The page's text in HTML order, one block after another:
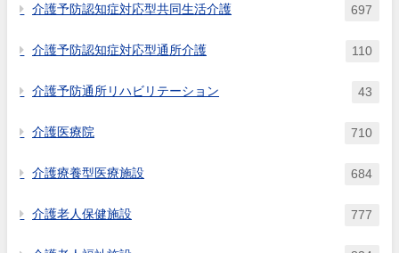
「介護給付費算定に係る体制等
設サービス・居宅介護支援）」
いか。
介護予防認知症対応型共同生活介護 697
介護予防認知症対応型通所介護 110
介護予防通所リハビリテーション 43
介護医療院 710
介護療養型医療施設 684
介護老人保健施設 777